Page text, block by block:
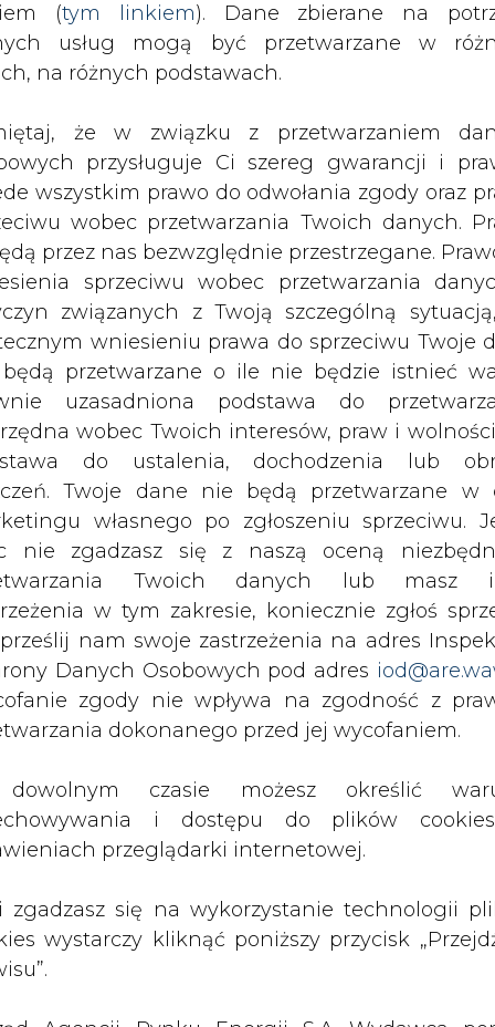
(tym linkiem). Dane zbierane na
usług mogą być przetwarzane w
na różnych podstawach.
że w związku z przetwarzaniem
przysługuje Ci szereg gwarancji i
wszystkim prawo do odwołania zgody oraz
wobec przetwarzania Twoich danych.
przez nas bezwzględnie przestrzegane.
sprzeciwu wobec przetwarzania
związanych z Twoją szczególną
wniesieniu prawa do sprzeciwu Twoje
przetwarzane o ile nie będzie istnieć
uzasadniona podstawa do
wobec Twoich interesów, praw i
do ustalenia, dochodzenia lub
Twoje dane nie będą przetwarzane w
własnego po zgłoszeniu sprzeciwu.
nie zgadzasz się z naszą oceną
Twoich danych lub masz
w tym zakresie, koniecznie zgłoś
prześlij nam swoje zastrzeżenia na adres
Danych Osobowych pod adres
zgody nie wpływa na zgodność z
dokonanego przed jej wycofaniem.
czasie możesz określić
i dostępu do plików
przeglądarki internetowej.
zgadzasz się na wykorzystanie technologii
wystarczy kliknąć poniższy przycisk
Rafineria (Ceska Rafinerska
środę o podpisaniu umowy ze
do RS rosyjskiej ropy i o
takie same, jak przypadku innych jej
4 mld t. ropy rocznie.
z pewnością przyczyni się do
Czeskiej – oświadczyła dyrektor CR
jest polski PKN Orlen), do której
spadki. Spółka Transpetrol jest
Artykuł powstał bez wsparcia narzędzi sztucznej
inteligencji. Wydawca portalu CIRE zgadza się na
publikacji do szkoleń treningowych LLM.
z portalu cire.pl
wyślij